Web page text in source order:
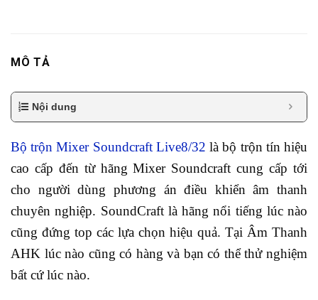
MÔ TẢ
Nội dung
Bộ trộn Mixer Soundcraft Live8/32 là bộ trộn tín hiệu
cao cấp đến từ hãng Mixer Soundcraft cung cấp tới
cho người dùng phương án điều khiển âm thanh
chuyên nghiệp. SoundCraft là hãng nổi tiếng lúc nào
cũng đứng top các lựa chọn hiệu quả. Tại Âm Thanh
AHK lúc nào cũng có hàng và bạn có thể thử nghiệm
bất cứ lúc nào.